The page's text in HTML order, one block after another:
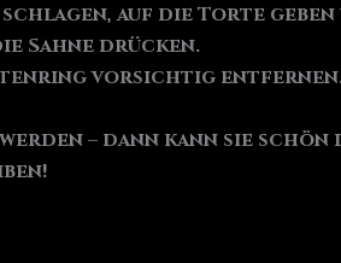
auf die Torte
Sahne drücken.
vorsichtig
– dann kann sie